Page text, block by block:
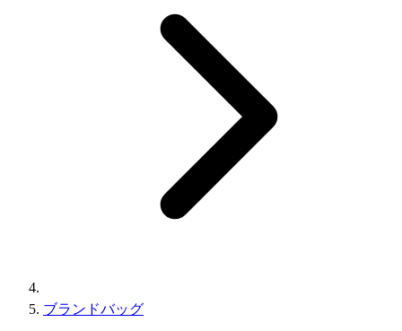
ブランドバッグ